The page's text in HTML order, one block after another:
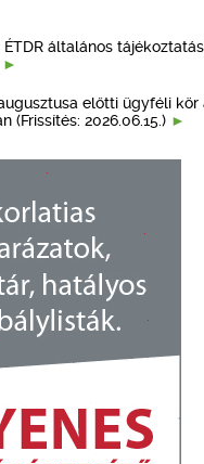
általános
előtti ügyféli kör
(Frissítés: 2026.06.15.)